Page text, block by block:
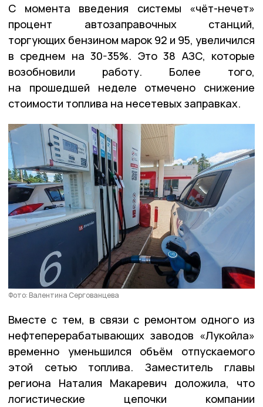
С момента введения системы «чёт-нечет»
процент автозаправочных станций,
торгующих бензином марок 92 и 95, увеличился
в среднем на 30-35%. Это 38 АЗС, которые
возобновили работу. Более того,
на прошедшей неделе отмечено снижение
стоимости топлива на несетевых заправках.
Фото: Валентина Сергованцева
Вместе с тем, в связи с ремонтом одного из
нефтеперерабатывающих заводов «Лукойла»
временно уменьшился объём отпускаемого
этой сетью топлива. Заместитель главы
региона Наталия Макаревич доложила, что
логистические цепочки компании